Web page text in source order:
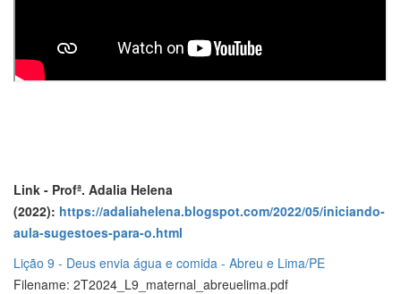
Link - Profª. Adalia Helena
(2022): https://adaliahelena.blogspot.com/2022/05/iniciando-
aula-sugestoes-para-o.html
Lição 9 - Deus envia água e comida - Abreu e Lima/PE
Filename: 2T2024_L9_maternal_abreuelima.pdf